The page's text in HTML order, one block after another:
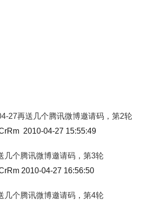
27再送几个腾讯微博邀请码，第2轮
2010-04-27 15:55:49
几个腾讯微博邀请码，第3轮
2010-04-27 16:56:50
几个腾讯微博邀请码，第4轮